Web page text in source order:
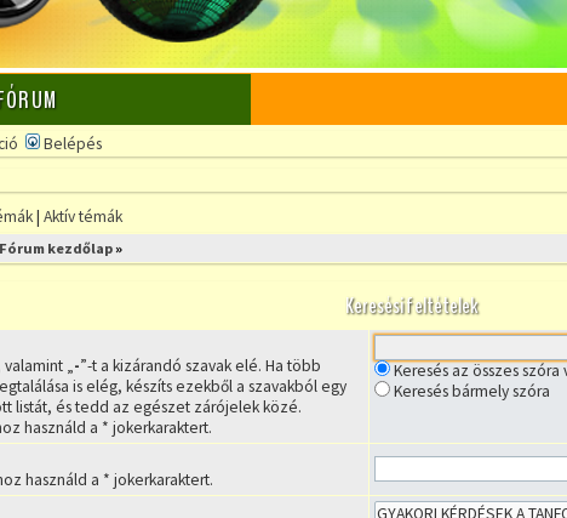
Belépés
| Aktív témák
Fórum kezdőlap»
Keresési feltételek
„-”-t a kizárandó szavak elé. Ha több
is elég, készíts ezekből a szavakból egy
listát, és tedd az egészet zárójelek közé.
használd a * jokerkaraktert.
Keresés az összes
Keresés bármely szóra
használd a * jokerkaraktert.